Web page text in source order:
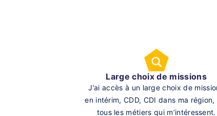
Large choix de missions
J’ai accès à un large choix de
en intérim, CDD, CDI dans ma région,
tous les métiers qui m’intéressent.